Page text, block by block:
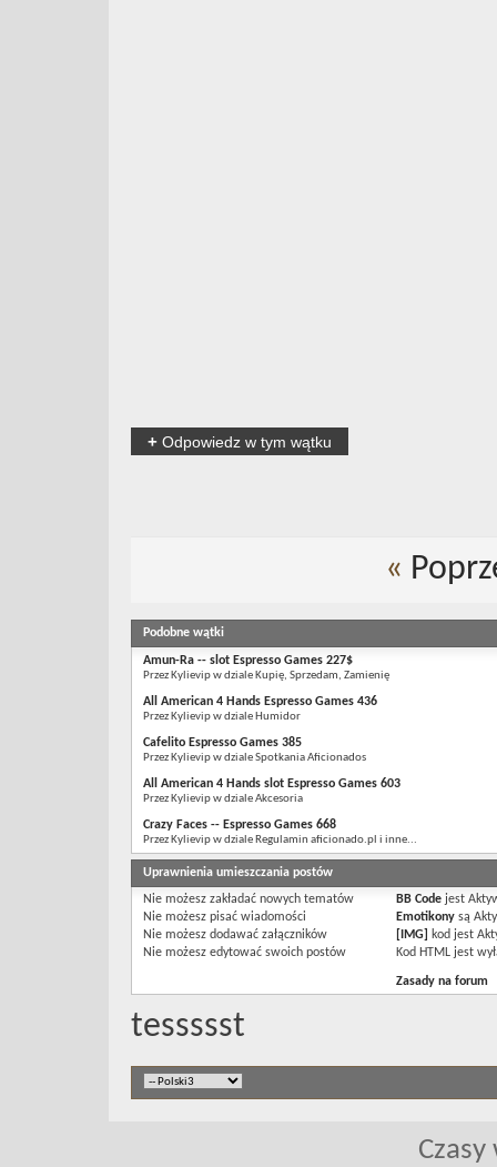
+ Odpowiedz w tym wątku
«
Podobne wątki
Amun-Ra -- slot Espresso Games 227$
Przez Kylievip w dziale Kupię, Sprzedam, Zamienię
All American 4 Hands Espresso Games 436
Przez Kylievip w dziale Humidor
Cafelito Espresso Games 385
Przez Kylievip w dziale Spotkania Aficionados
All American 4 Hands slot Espresso Games 603
Przez Kylievip w dziale Akcesoria
Crazy Faces -- Espresso Games 668
Przez Kylievip w dziale Regulamin aficionado.pl i inne...
Uprawnienia umieszczania postów
Nie możesz zakładać nowych tematów
Nie możesz pisać wiadomości
Nie możesz dodawać załączników
Nie możesz edytować swoich postów
BB Codejest
Emotikonysą
[IMG] kod jest
Kod HTML jest
Zasady na forum
tessssst